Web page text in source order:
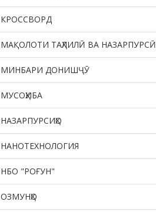
КРОССВОРД
МАҚОЛОТИ ТАҲЛИЛӢ ВА НАЗАРПУРСӢ
МИНБАРИ ДОНИШҶӮ
МУСОҲИБА
НАЗАРПУРСИҲО
НАНОТЕХНОЛОГИЯ
НБО "РОҒУН"
ОЗМУНҲО